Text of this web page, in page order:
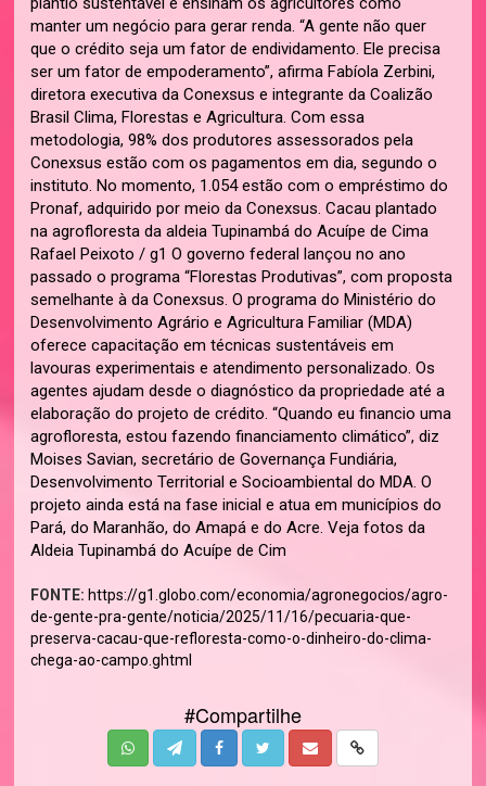
FONTE: https://g1.globo.com/economia/agronegocios/agro-
de-gente-pra-gente/noticia/2025/11/16/pecuaria-que-
preserva-cacau-que-refloresta-como-o-dinheiro-do-clima-
chega-ao-campo.ghtml
#Compartilhe